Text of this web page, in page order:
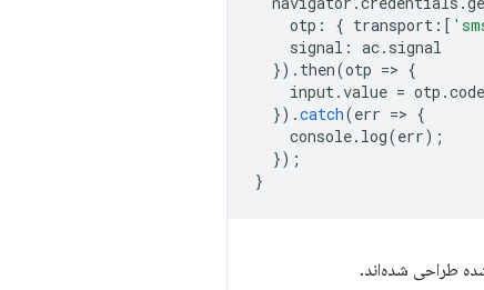
otp : { transport : [
signal : ac. signal
}). then(otp => {
input.value = otp .code
}).catch(err => {
console. log(err);
});
}
طراحی شده‌اند.